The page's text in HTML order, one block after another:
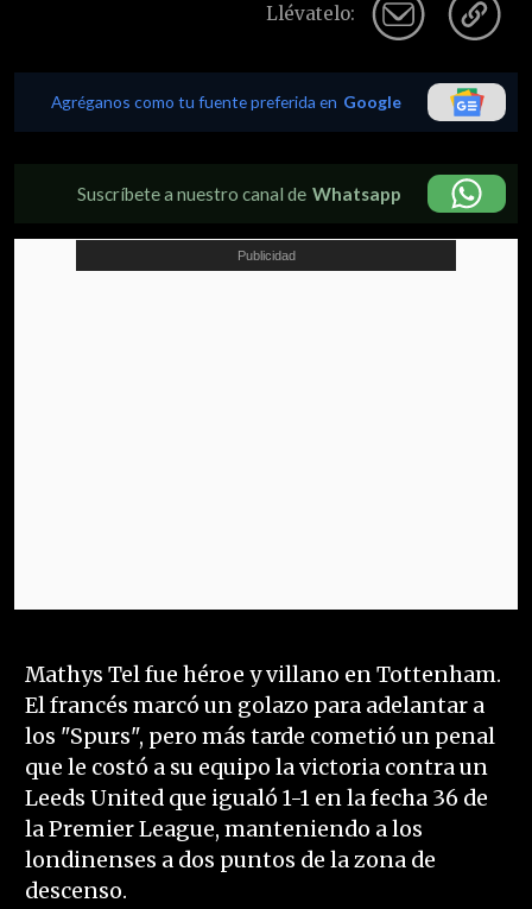
Llévatelo:
Agréganos como tu fuente preferida en Google
Suscríbete a nuestro canal de Whatsapp
Mathys Tel fue héroe y villano en Tottenham.
El francés marcó un golazo para adelantar a
los "Spurs", pero más tarde cometió un penal
que le costó a su equipo la victoria contra un
Leeds United que igualó 1-1 en la fecha 36 de
la Premier League, manteniendo a los
londinenses a dos puntos de la zona de
descenso.